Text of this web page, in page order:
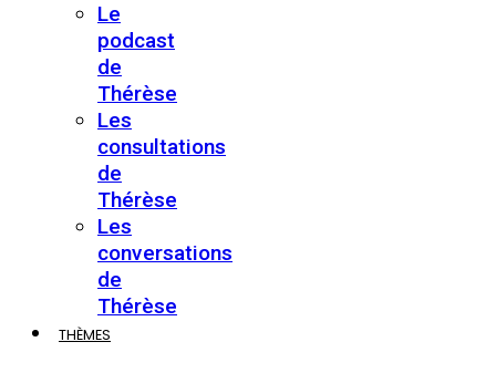
Le
podcast
de
Thérèse
Les
consultations
de
Thérèse
Les
conversations
de
Thérèse
THÈMES